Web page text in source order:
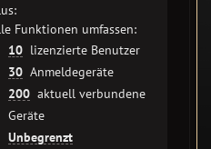
Funktionen umfassen:
10 lizenzierte Benutzer
30 Anmeldegeräte
200 aktuell verbundene
Geräte
Unbegrenzt